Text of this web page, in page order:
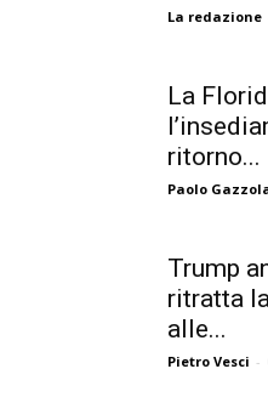
La redazione
La
ritorno...
Paolo
Trump
ritratta
alle...
Pietro Vesci -